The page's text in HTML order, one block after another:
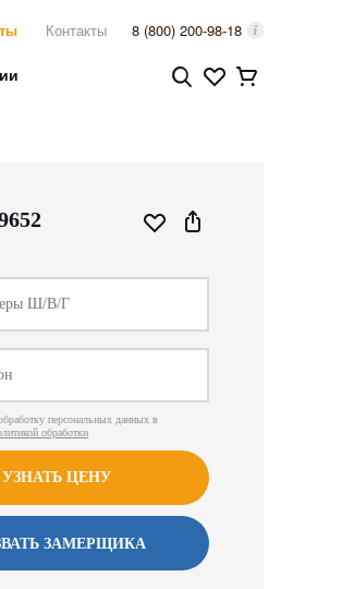
Контакты 8 (800) 200-98-18
персональных данных в
обработки
УЗНАТЬ ЦЕНУ
ЗАМЕРЩИКА